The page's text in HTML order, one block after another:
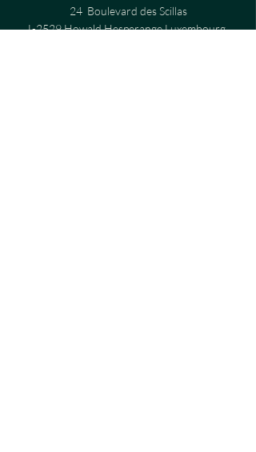
24 Boulevard des Scillas
L-2529 Howald Hesperange Luxembourg